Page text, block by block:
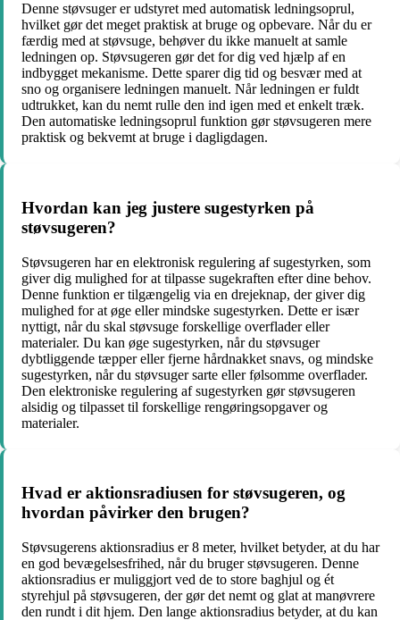
Denne støvsuger er udstyret med automatisk ledningsoprul,
hvilket gør det meget praktisk at bruge og opbevare. Når du er
færdig med at støvsuge, behøver du ikke manuelt at samle
ledningen op. Støvsugeren gør det for dig ved hjælp af en
indbygget mekanisme. Dette sparer dig tid og besvær med at
sno og organisere ledningen manuelt. Når ledningen er fuldt
udtrukket, kan du nemt rulle den ind igen med et enkelt træk.
Den automatiske ledningsoprul funktion gør støvsugeren mere
praktisk og bekvemt at bruge i dagligdagen.
Hvordan kan jeg justere sugestyrken på
støvsugeren?
Støvsugeren har en elektronisk regulering af sugestyrken, som
giver dig mulighed for at tilpasse sugekraften efter dine behov.
Denne funktion er tilgængelig via en drejeknap, der giver dig
mulighed for at øge eller mindske sugestyrken. Dette er især
nyttigt, når du skal støvsuge forskellige overflader eller
materialer. Du kan øge sugestyrken, når du støvsuger
dybtliggende tæpper eller fjerne hårdnakket snavs, og mindske
sugestyrken, når du støvsuger sarte eller følsomme overflader.
Den elektroniske regulering af sugestyrken gør støvsugeren
alsidig og tilpasset til forskellige rengøringsopgaver og
materialer.
Hvad er aktionsradiusen for støvsugeren, og
hvordan påvirker den brugen?
Støvsugerens aktionsradius er 8 meter, hvilket betyder, at du har
en god bevægelsesfrihed, når du bruger støvsugeren. Denne
aktionsradius er muliggjort ved de to store baghjul og ét
styrehjul på støvsugeren, der gør det nemt og glat at manøvrere
den rundt i dit hjem. Den lange aktionsradius betyder, at du kan